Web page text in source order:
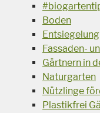
Boden
Entsiegelung
Fassaden-
Gärtnern in
Naturgarten
Nützlinge
Plastikfrei